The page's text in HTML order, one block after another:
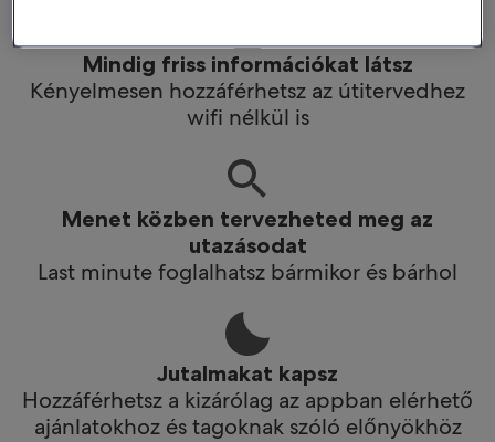
Mindig friss információkat látsz
Kényelmesen hozzáférhetsz az útitervedhez
wifi nélkül is
Menet közben tervezheted meg az
utazásodat
Last minute foglalhatsz bármikor és bárhol
Jutalmakat kapsz
Hozzáférhetsz a kizárólag az appban elérhető
ajánlatokhoz és tagoknak szóló előnyökhöz